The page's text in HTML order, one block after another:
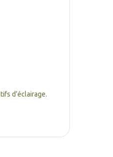
d’éclairage.